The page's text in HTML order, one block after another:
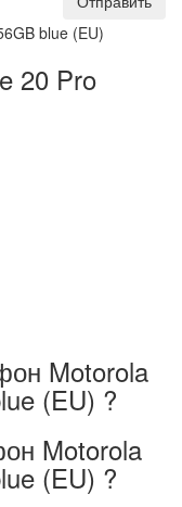
20 Pro
Motorola
(EU) ?
Motorola
(EU) ?